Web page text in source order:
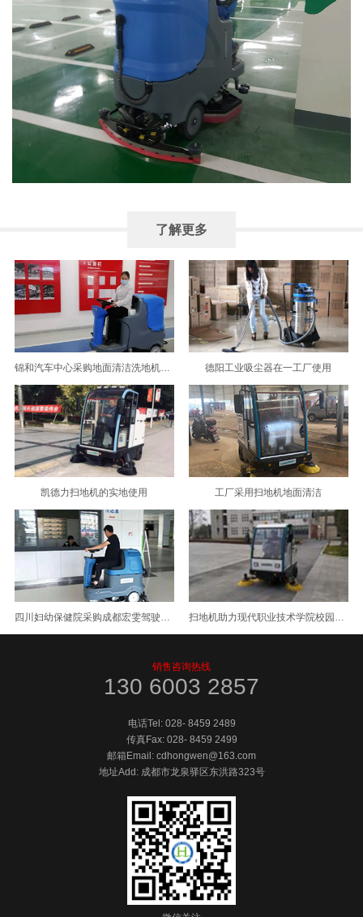
了解更多
锦和汽车中心采购地面清洁洗地机选择了成都宏雯公司 德阳工业吸尘器在一工厂使用
凯德力扫地机的实地使用 工厂采用扫地机地面清洁
四川妇幼保健院采购成都宏雯驾驶式洗地机 扫地机助力现代职业技术学院校园清洁
销售咨询热线
130 6003 2857
电话Tel: 028- 8459 2489
传真Fax: 028- 8459 2499
邮箱Email: cdhongwen@163.com
地址Add: 成都市龙泉驿区东洪路323号